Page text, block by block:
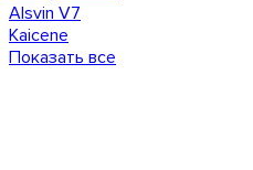
Alsvin V7
Kaicene
Показать все